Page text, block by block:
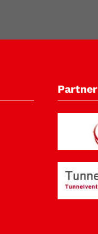
Partner